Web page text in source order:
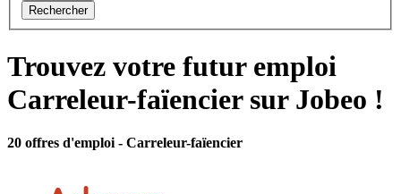
Rechercher
Trouvez votre futur emploi
Carreleur-faïencier sur Jobeo !
20 offres d'emploi - Carreleur-faïencier